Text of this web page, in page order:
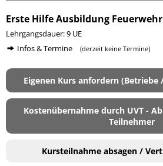
Erste Hilfe Ausbildung Feuerwehr
Lehrgangsdauer: 9 UE
Infos & Termine
(derzeit keine Termine)
Eigenen Kurs anfordern (Betriebe
Kostenübernahme durch UVT -
Teilnehmer
Kursteilnahme absagen /